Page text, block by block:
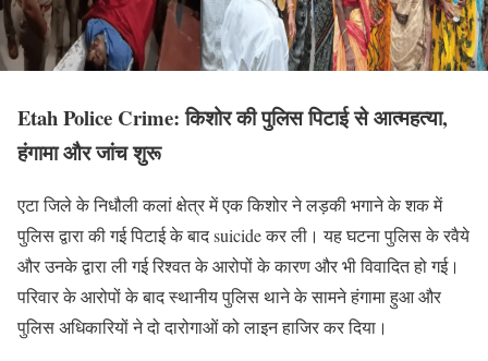
Etah Police Crime: किशोर की पुलिस पिटाई से आत्महत्या,
हंगामा और जांच शुरू
एटा जिले के निधौली कलां क्षेत्र में एक किशोर ने लड़की भगाने के शक में
पुलिस द्वारा की गई पिटाई के बाद suicide कर ली। यह घटना पुलिस के रवैये
और उनके द्वारा ली गई रिश्वत के आरोपों के कारण और भी विवादित हो गई।
परिवार के आरोपों के बाद स्थानीय पुलिस थाने के सामने हंगामा हुआ और
पुलिस अधिकारियों ने दो दारोगाओं को लाइन हाजिर कर दिया।